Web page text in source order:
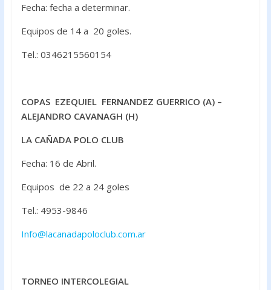
Fecha: fecha a determinar.
Equipos de 14 a 20 goles.
Tel.: 0346215560154
COPAS EZEQUIEL FERNANDEZ GUERRICO (A) –
ALEJANDRO CAVANAGH (H)
LA CAÑADA POLO CLUB
Fecha: 16 de Abril.
Equipos de 22 a 24 goles
Tel.: 4953-9846
Info@lacanadapoloclub.com.ar
TORNEO INTERCOLEGIAL